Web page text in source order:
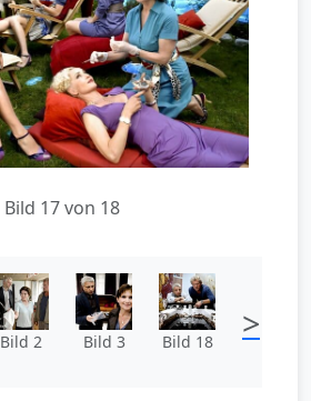
Bild 17 von 18
Bild 2 Bild 3 Bild 18 >